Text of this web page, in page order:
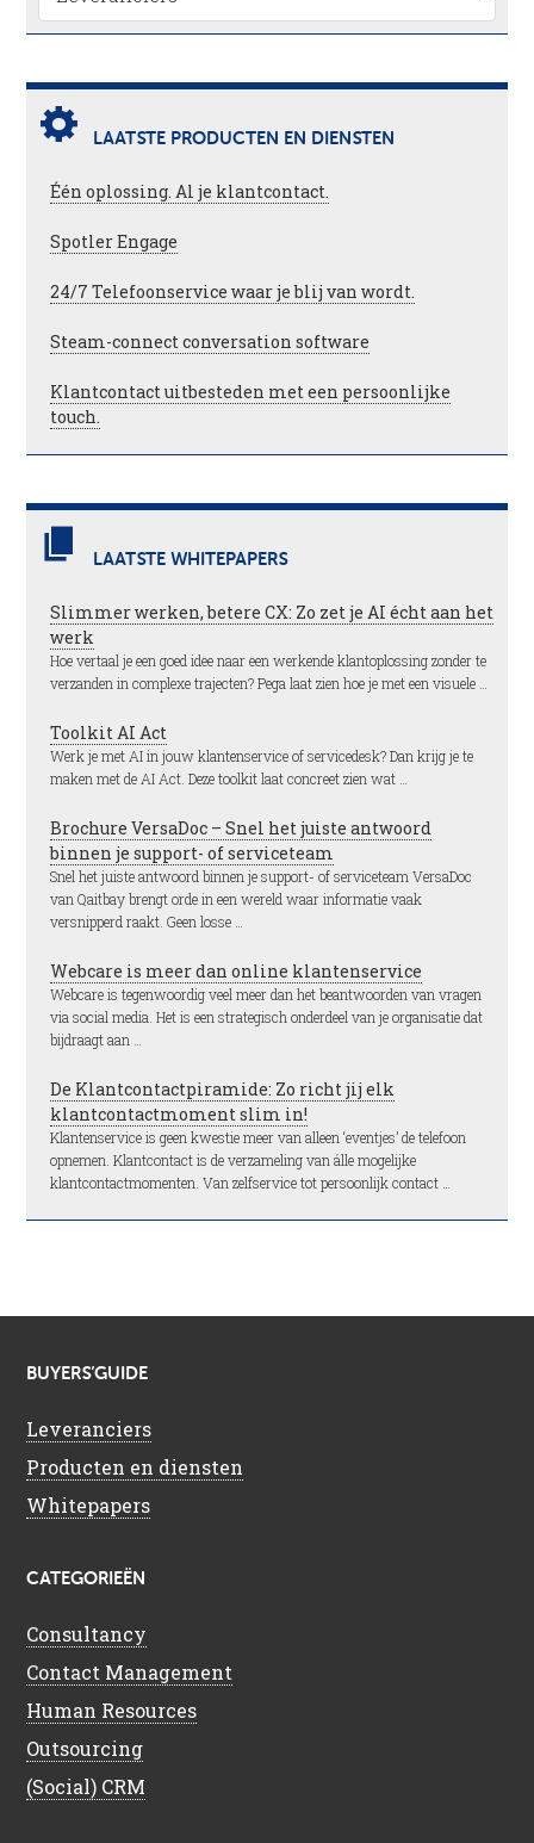
LAATSTE PRODUCTEN EN DIENSTEN
Één oplossing. Al je klantcontact.
Spotler Engage
24/7 Telefoonservice waar je blij van wordt.
Steam-connect conversation software
Klantcontact uitbesteden met een persoonlijke
touch.
LAATSTE WHITEPAPERS
Slimmer werken, betere CX: Zo zet je AI écht aan het
werk
Hoe vertaal je een goed idee naar een werkende klantoplossing zonder te
verzanden in complexe trajecten? Pega laat zien hoe je met een visuele …
Toolkit AI Act
Werk je met AI in jouw klantenservice of servicedesk? Dan krijg je te
maken met de AI Act. Deze toolkit laat concreet zien wat …
Brochure VersaDoc – Snel het juiste antwoord
binnen je support- of serviceteam
Snel het juiste antwoord binnen je support- of serviceteam VersaDoc
van Qaitbay brengt orde in een wereld waar informatie vaak
versnipperd raakt. Geen losse …
Webcare is meer dan online klantenservice
Webcare is tegenwoordig veel meer dan het beantwoorden van vragen
via social media. Het is een strategisch onderdeel van je organisatie dat
bijdraagt aan …
De Klantcontactpiramide: Zo richt jij elk
klantcontactmoment slim in!
Klantenservice is geen kwestie meer van alleen ‘eventjes’ de telefoon
opnemen. Klantcontact is de verzameling van álle mogelijke
klantcontactmomenten. Van zelfservice tot persoonlijk contact …
BUYERS’GUIDE
Leveranciers
Producten en diensten
Whitepapers
CATEGORIEËN
Consultancy
Contact Management
Human Resources
Outsourcing
(Social) CRM